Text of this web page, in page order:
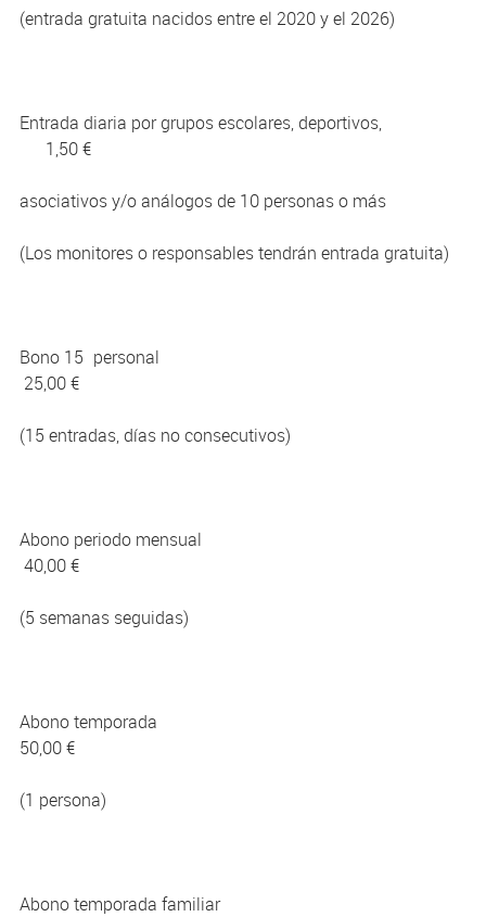
(entrada gratuita nacidos entre el 2020 y el 2026)
Entrada diaria por grupos escolares, deportivos,
1,50 €
asociativos y/o análogos de 10 personas o más
(Los monitores o responsables tendrán entrada gratuita)
Bono 15 personal
25,00 €
(15 entradas, días no consecutivos)
Abono periodo mensual
40,00 €
(5 semanas seguidas)
Abono temporada
50,00 €
(1 persona)
Abono temporada familiar